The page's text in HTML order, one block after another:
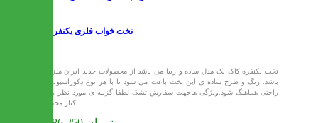
تخت خواب فلزی یکنفره کاک
تخت یکنفره کاک یک مدل ساده و زییا می باشد از محصولات جدید ایران میز می
باشد. رنگ و طرح ساده ی این تخت باعث می شود تا با هر نوع دکوراسیونی به
راحتی هماهنگ شود.ویژگی هاجهت سفارش تشک لطفا گزینه ی مورد نظر را در